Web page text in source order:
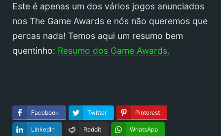
Este é apenas um dos vários jogos anunciados
nos The Game Awards e nós não queremos que
percas nada! Temos aqui um resumo bem
quentinho: Resumo dos Game Awards.
Facebook Twitter Pinterest
LinkedIn Reddit WhatsApp